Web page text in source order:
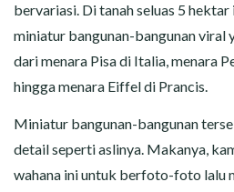
bervariasi. Di tanah seluas 5
miniatur bangunan-bangunan viral
dari menara Pisa di Italia, menara
hingga menara Eiffel di Prancis.
Miniatur bangunan-bangunan
detail seperti aslinya. Makanya,
wahana ini untuk berfoto-foto lalu